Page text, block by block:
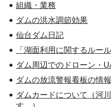
組織・業務
ダムの洪水調節効果
仙台ダム日記
「湖面利用に関するルー
ダム周辺でのドローン・
ダムの放流警報看板の情
ダムカードについて（河